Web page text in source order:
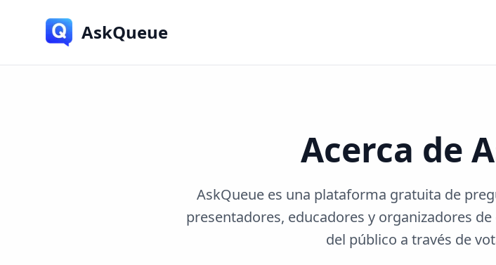
AskQueue
Acerca de
AskQueue es una plataforma gratuita de
presentadores, educadores y organizadores
del público a través de